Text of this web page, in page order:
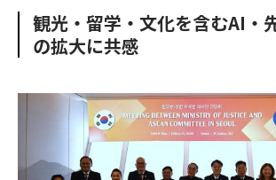
o
o
e
r
観光・留学・文化を含むAI・
の拡大に共感